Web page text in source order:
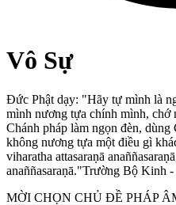
Vô Sự
Đức Phật dạy: "Hãy tự mình là
mình nương tựa chính mình,
Chánh pháp làm ngọn đèn,
không nương tựa một điều gì
viharatha attasaraṇā
anaññasaraṇā."Trường Bộ Kinh
MỜI CHỌN CHỦ ĐỀ PHÁP